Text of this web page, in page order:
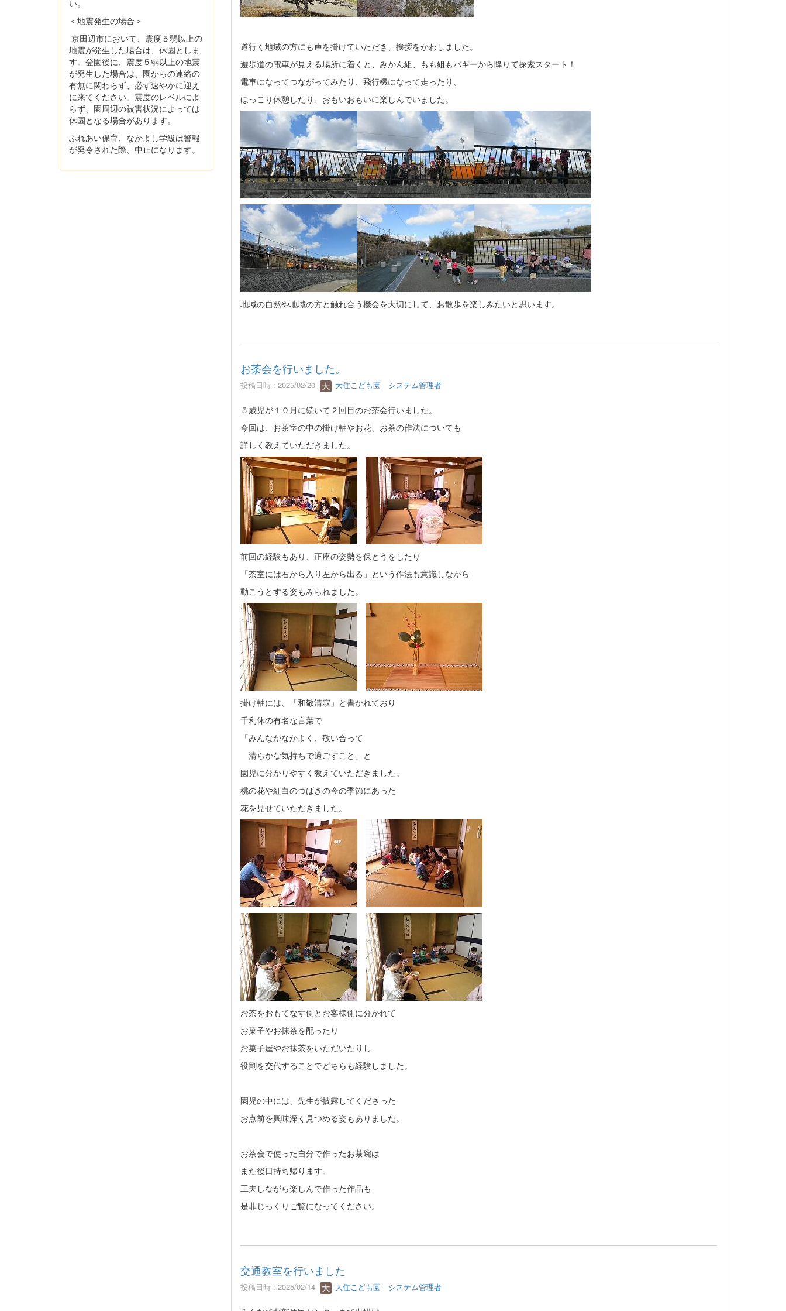
道行く地域の方にも声を掛けていただき、挨拶をかわしました。
遊歩道の電車が見える場所に着くと、みかん組、もも組もバギーから降りて探索スタート！
電車になってつながってみたり、飛行機になって走ったり、
ほっこり休憩したり、おもいおもいに楽しんでいました。
地域の自然や地域の方と触れ合う機会を大切にして、お散歩を楽しみたいと思います。
お茶会を行いました。
投稿日時 : 2025/02/20 大住こども園 システム管理者
５歳児が１０月に続いて２回目のお茶会行いました。
今回は、お茶室の中の掛け軸やお花、お茶の作法についても
詳しく教えていただきました。
前回の経験もあり、正座の姿勢を保とうをしたり
「茶室には右から入り左から出る」という作法も意識しながら
動こうとする姿もみられました。
掛け軸には、「和敬清寂」と書かれており
千利休の有名な言葉で
「みんながなかよく、敬い合って
清らかな気持ちで過ごすこと」と
園児に分かりやすく教えていただきました。
桃の花や紅白のつばきの今の季節にあった
花を見せていただきました。
お茶をおもてなす側とお客様側に分かれて
お菓子やお抹茶を配ったり
お菓子屋やお抹茶をいただいたりし
役割を交代することでどちらも経験しました。
園児の中には、先生が披露してくださった
お点前を興味深く見つめる姿もありました。
お茶会で使った自分で作ったお茶碗は
また後日持ち帰ります。
工夫しながら楽しんで作った作品も
是非じっくりご覧になってください。
交通教室を行いました
投稿日時 : 2025/02/14 大住こども園 システム管理者
い。
＜地震発生の場合＞
京田辺市において、震度５弱以上の
地震が発生した場合は、休園としま
す。登園後に、震度５弱以上の地震
が発生した場合は、園からの連絡の
有無に関わらず、必ず速やかに迎え
に来てください。震度のレベルによ
らず、園周辺の被害状況によっては
休園となる場合があります。
ふれあい保育、なかよし学級は警報
が発令された際、中止になります。